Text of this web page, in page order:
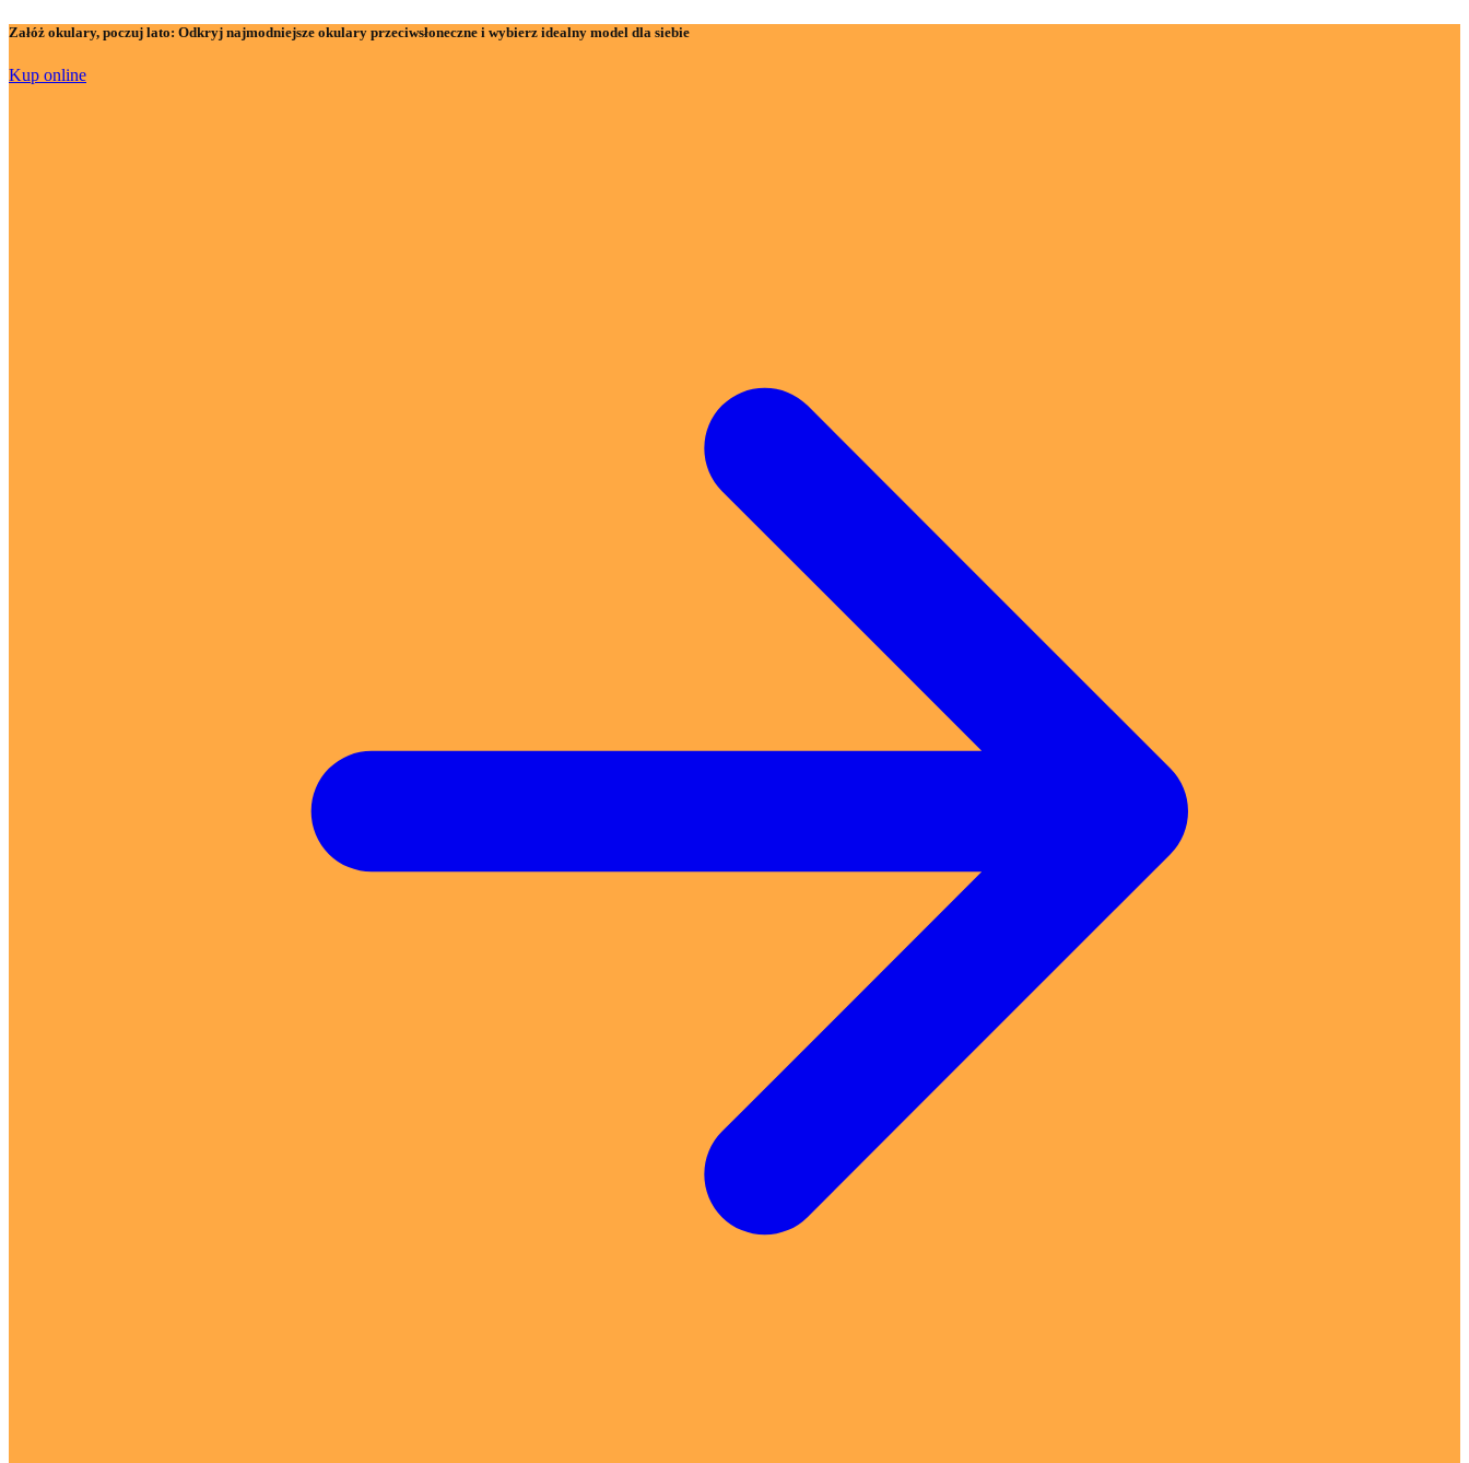
Załóż okulary, poczuj lato: Odkryj najmodniejsze okulary przeciwsłoneczne i wybierz idealny model dla siebie
Kup online